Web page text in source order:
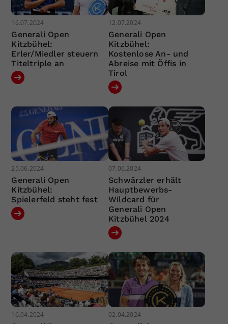
16.07.2024
Generali Open
Kitzbühel:
Erler/Miedler steuern
Titeltriple an
12.07.2024
Generali Open
Kitzbühel:
Kostenlose An- und
Abreise mit Öffis in
Tirol
25.06.2024
Generali Open
Kitzbühel:
Spielerfeld steht fest
07.06.2024
Schwärzler erhält
Hauptbewerbs-
Wildcard für
Generali Open
Kitzbühel 2024
16.04.2024 02.04.2024